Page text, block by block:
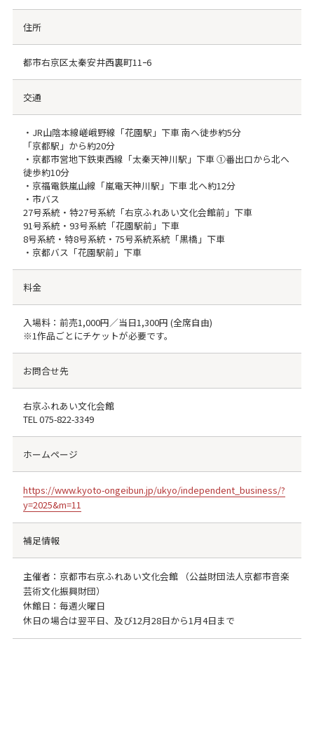
住所
都市右京区太秦安井西裏町11ｰ6
交通
・JR山陰本線嵯峨野線「花園駅」下車 南へ徒歩約5分
「京都駅」から約20分
・京都市営地下鉄東西線「太秦天神川駅」下車 ①番出口から北へ
徒歩約10分
・京福電鉄嵐山線「嵐電天神川駅」下車 北へ約12分
・市バス
27号系統・特27号系統「右京ふれあい文化会館前」下車
91号系統・93号系統「花園駅前」下車
8号系統・特8号系統・75号系統系統「黒橋」下車
・京都バス「花園駅前」下車
料金
入場料：前売1,000円／当日1,300円 (全席自由)
※1作品ごとにチケットが必要です。
お問合せ先
右京ふれあい文化会館
TEL075-822-3349
ホームページ
https://www.kyoto-ongeibun.jp/ukyo/independent_business/?
y=2025&m=11
補足情報
主催者：京都市右京ふれあい文化会館 （公益財団法人京都市音楽
芸術文化振興財団）
休館日：毎週火曜日
休日の場合は翌平日、及び12月28日から1月4日まで